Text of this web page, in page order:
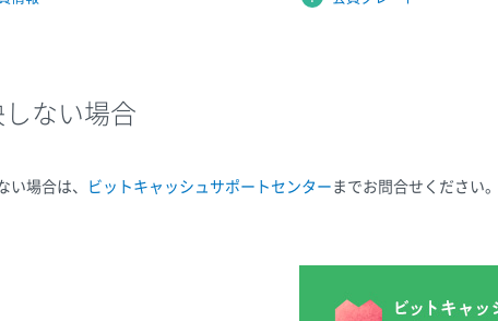
しない場合
い場合は、 ビットキャッシュサポートセンター までお問合せください。